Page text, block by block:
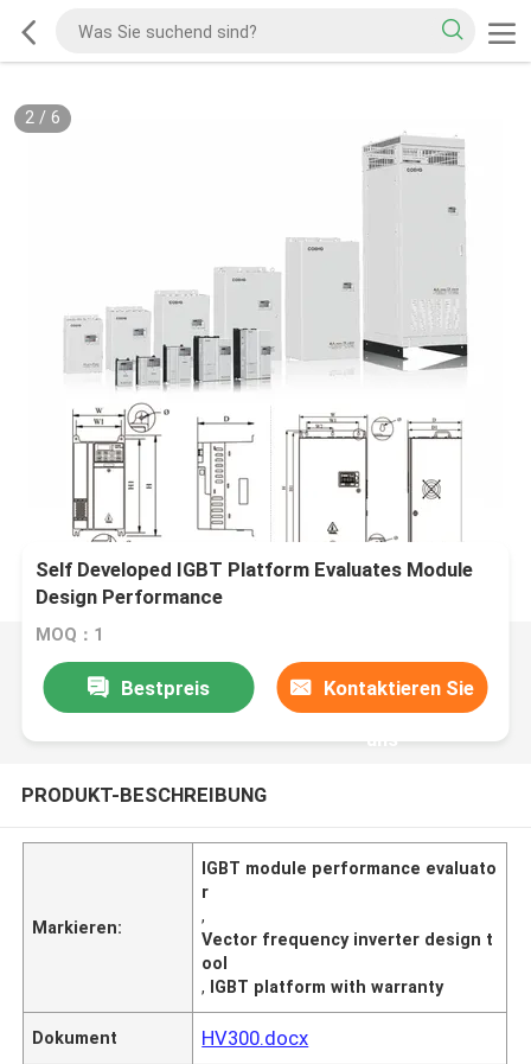
2/ 6
Self Developed IGBT Platform Evaluates Module
Design Performance
MOQ：1
Bestpreis Kontaktieren Sie
uns
PRODUKT-BESCHREIBUNG
Markieren:
IGBT module performance evaluato
r
,
Vector frequency inverter design t
ool
, IGBT platform with warranty
Dokument HV300.docx